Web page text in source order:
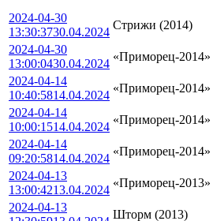
2024-04-30
13:30:3730.04.2024
Стрижи (2014)
2024-04-30
13:00:0430.04.2024
«Приморец-2014»
2024-04-14
10:40:5814.04.2024
«Приморец-2014»
2024-04-14
10:00:1514.04.2024
«Приморец-2014»
2024-04-14
09:20:5814.04.2024
«Приморец-2014»
2024-04-13
13:00:4213.04.2024
«Приморец-2013»
2024-04-13
Шторм (2013)